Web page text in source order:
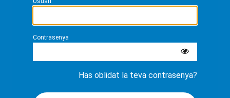
Contrasenya
Has oblidat la teva contrasenya?